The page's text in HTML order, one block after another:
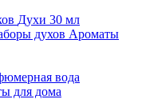
Духи 30 мл
духов Ароматы
вода
для дома